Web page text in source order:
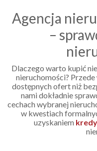
Agencja
–
Dlaczego warto kupić
nieruchomości?
dostępnych ofert niż
nami dokładnie
cechach wybranej
w kwestiach
uzyskaniem